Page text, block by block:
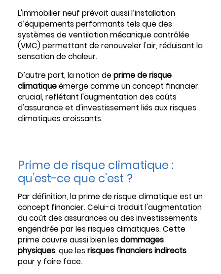
L'immobilier neuf prévoit aussi l’installation
d’équipements performants tels que des
systèmes de ventilation mécanique contrôlée
(VMC) permettant de renouveler l'air, réduisant la
sensation de chaleur.
D’autre part, la notion de prime de risque
climatiqueémerge comme un concept financier
crucial, reflétant l'augmentation des coûts
d'assurance et d'investissement liés aux risques
climatiques croissants.
Prime de risque climatique :
qu’est-ce que c’est ?
Par définition, la prime de risque climatique est un
concept financier. Celui-ci traduit l'augmentation
du coût des assurances ou des investissements
engendrée par les risques climatiques. Cette
prime couvre aussi bien les dommages
physiques, que les risques financiers indirects
pour y faire face.